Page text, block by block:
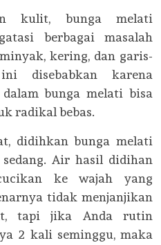
kulit, bunga melati
berbagai masalah
kering, dan garis-
disebabkan karena
bunga melati bisa
radikal bebas.
didihkan bunga melati
Air hasil didihan
ke wajah yang
tidak menjanjikan
tapi jika Anda rutin
2 kali seminggu, maka